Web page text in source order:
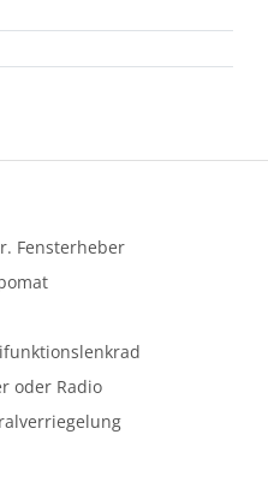
Fensterheber
oder Radio